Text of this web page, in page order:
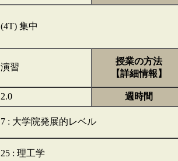
(4T) 集中
演習
授業の方法
【詳細情報】
2.0
週時間
7 : 大学院発展的レベル
25 : 理工学